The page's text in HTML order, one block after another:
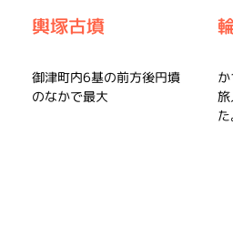
輿塚古墳
御津町内6基の前方後円墳
のなかで最大
た